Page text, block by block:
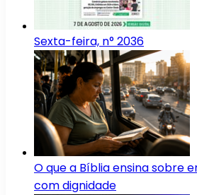
Sexta-feira, n° 2036
O que a Bíblia ensina sobre
com dignidade